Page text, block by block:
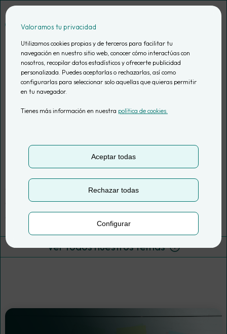
Valoramos tu privacidad
Utilizamos cookies propias y de terceros para facilitar tu
navegación en nuestro sitio web, conocer cómo interactúas con
nosotros, recopilar datos estadísticos y ofrecerte publicidad
personalizada. Puedes aceptarlas o rechazarlas, así como
configurarlas para seleccionar solo aquellas que quieras permitir
en tu navegador.
Tienes más información en nuestra política de cookies.
Aceptar todas
Rechazar todas
Configurar
Saltar
al
Fomenta una cultura empresarial data-driven.
estratégico de los datos para mejorar la toma de
decisiones y la personalización de la experiencia del
cliente.
Ver todos nuestros temas